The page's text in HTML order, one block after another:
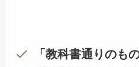
「教科書通りのも